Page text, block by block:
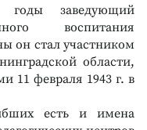
годы заведующий
воспитания
он стал участником
области,
11 февраля 1943 г. в
есть и имена